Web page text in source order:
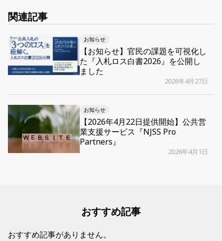
関連記事
お知らせ
【お知らせ】官民の課題を可視化し
た『入札ロス白書2026』を公開し
ました
2026年4月27日
お知らせ
【2026年4月22日提供開始】公共営
業支援サービス『NJSS Pro
Partners』
2026年4月1日
おすすめ記事
おすすめ記事がありません。